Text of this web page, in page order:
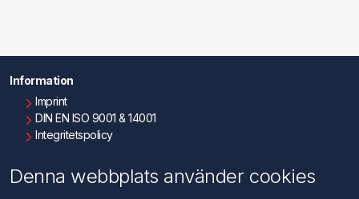
Information
Imprint
DIN EN ISO 9001 & 14001
Integritetspolicy
Kontakta oss
Denna webbplats använder cookies